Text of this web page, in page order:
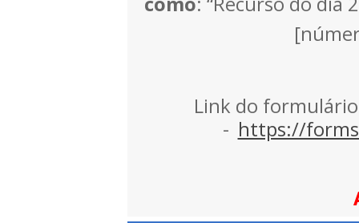
Link do
- https://